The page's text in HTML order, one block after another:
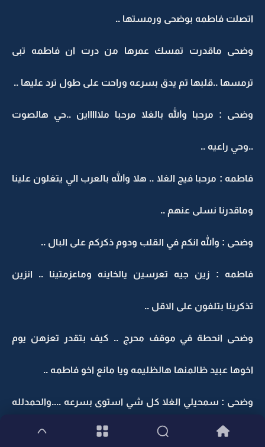
اتصلت فاطمه بوضحى ورمستها ..
وضحى ماقدرت تمسك عمرها من درت ان فاطمه تبى
ترمسها ..قلبها تم يدق بسرعه وراحت على طول ترد عليها ..
وضحى : مرحبا والله بالغلا مرحبا ملاااااين ..حي هالصوت
..وحي راعيه ..
فاطمه : مرحبا فيج الغلا .. هلا والله بالعرب الي يتغلون علينا
وماقدرنا نسلى عنهم ..
وضحى : والله انكم في القلب ودوم ذكركم على البال ..
فاطمه : زين جيه تعرسين يالخاينه وماعزمتينا .. انزين
تذكرينا بتلفون على الاقل ..
وضحى انحطة في موقف محرج .. كيف بتقدر تعزهن يوم
اخوها عبيد ظالمنها هالظليمه ويا مانع اخو فاطمه ..
وضحى : سمحيلي الغلا كل شي استوى بسرعه ....والحمدلله
انج اتصلتي ومانسيتيني ..